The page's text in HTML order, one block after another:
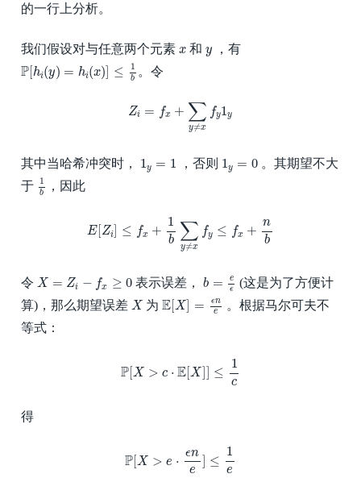
的一行上分析。
我们假设对与任意两个元素 x
x和 y
y，有
P[ hi(y) = hi(x) ≤ 1
b
P[h y = x ]≤ 1b
。令
Zi = fx + ∑
y≠x
fy1y
≠xfy
其中当哈希冲突时， 1y = 1
1 ，否则 1y = 0
1
。其期望不大
于
1
b
1
，因此
E[Zi] ≤ fx +
1
b ∑
y≠x
fy ≤ fx + n
b
b
令 X = Zi − fx ≥ 0
X= −f 表示误差，b =
e
ϵ
b
(这是为了方便计
算)，那么期望误差 X
X为 E[ X = ϵn
e
E[X]= e
。根据马尔可夫不
等式：
P[ X > c ⋅ E [X ≤
1
c
得
P[X > e ⋅ ϵn
e
] ≤
1
e
e]